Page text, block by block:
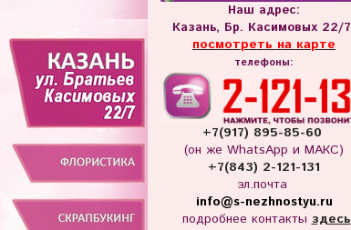
Наш адрес:
Казань, Бр. Касимовых 22/7
посмотреть на карте
телефоны:
+7(917) 895-85-60
(он же WhatsApp и МАКС)
+7(843) 2-121-131
эл.почта
info@s-nezhnostyu.ru
подробнее контакты здесь